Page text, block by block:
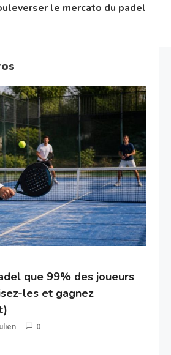
le mercato du padel
que 99% des joueurs
les et gagnez
0